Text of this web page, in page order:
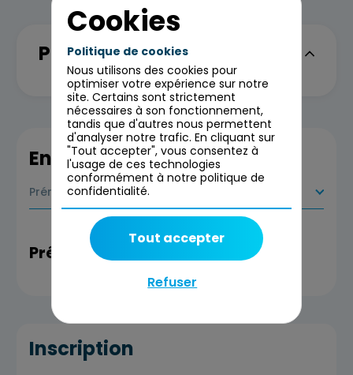
Programme
En savoir plus
Prérequis
Prérequis
Inscription
Cookies
Politique de cookies
Nous utilisons des cookies pour
optimiser votre expérience sur notre
site. Certains sont strictement
nécessaires à son fonctionnement,
tandis que d'autres nous permettent
d'analyser notre trafic. En cliquant sur
"Tout accepter", vous consentez à
l'usage de ces technologies
conformément à notre politique de
confidentialité.
Refuser
Tout accepter